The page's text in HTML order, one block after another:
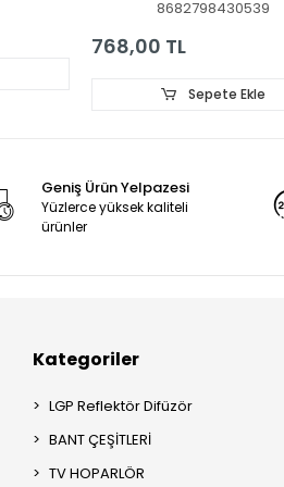
FHD_B_REV008682798430539
768,00 TL
Sepete Ekle
Geniş Ürün Yelpazesi
Yüzlerce yüksek kaliteli
ürünler
Kategoriler
LGP Reflektör Difüzör
BANT ÇEŞİTLERİ
TV HOPARLÖR